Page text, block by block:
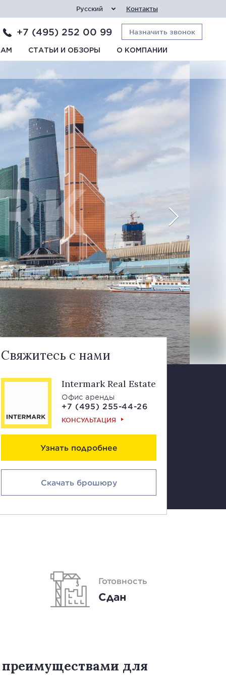
Русский Контакты
+7 (495) 252 00 99 Назначить звонок
СТАТЬИ И ОБЗОРЫ О КОМПАНИИ
Свяжитесь с нами
Intermark Real Estate
Офис аренды
+7 (495) 255-44-26
КОНСУЛЬТАЦИЯ
Узнать подробнее
Скачать брошюру
Готовность
Сдан
для